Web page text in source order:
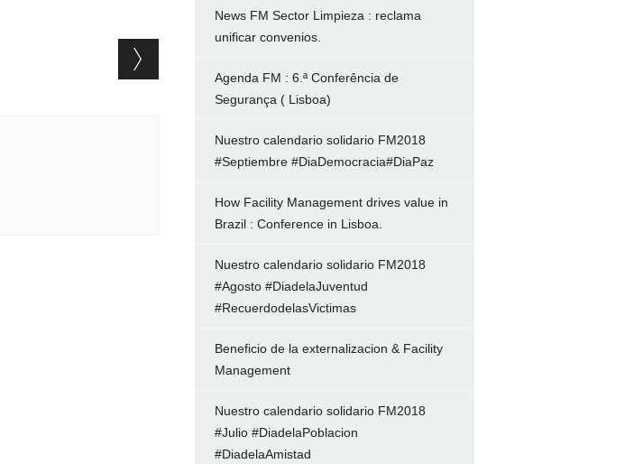
News FM Sector Limpieza : reclama
unificar convenios.
Agenda FM : 6.ª Conferência de
Segurança ( Lisboa)
Nuestro calendario solidario FM2018
#Septiembre #DiaDemocracia#DiaPaz
How Facility Management drives value in
Brazil : Conference in Lisboa.
Nuestro calendario solidario FM2018
#Agosto #DiadelaJuventud
#RecuerdodelasVictimas
Beneficio de la externalizacion & Facility
Management
Nuestro calendario solidario FM2018
#Julio #DiadelaPoblacion
#DiadelaAmistad